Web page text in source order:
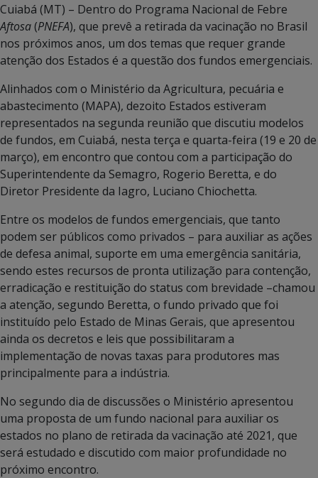
Cuiabá (MT) – Dentro do Programa Nacional de Febre
Aftosa(PNEFA), que prevê a retirada da vacinação no Brasil
nos próximos anos, um dos temas que requer grande
atenção dos Estados é a questão dos fundos emergenciais.
Alinhados com o Ministério da Agricultura, pecuária e
abastecimento (MAPA), dezoito Estados estiveram
representados na segunda reunião que discutiu modelos
de fundos, em Cuiabá, nesta terça e quarta-feira (19 e 20 de
março), em encontro que contou com a participação do
Superintendente da Semagro, Rogerio Beretta, e do
Diretor Presidente da Iagro, Luciano Chiochetta.
Entre os modelos de fundos emergenciais, que tanto
podem ser públicos como privados – para auxiliar as ações
de defesa animal, suporte em uma emergência sanitária,
sendo estes recursos de pronta utilização para contenção,
erradicação e restituição do status com brevidade –chamou
a atenção, segundo Beretta, o fundo privado que foi
instituído pelo Estado de Minas Gerais, que apresentou
ainda os decretos e leis que possibilitaram a
implementação de novas taxas para produtores mas
principalmente para a indústria.
No segundo dia de discussões o Ministério apresentou
uma proposta de um fundo nacional para auxiliar os
estados no plano de retirada da vacinação até 2021, que
será estudado e discutido com maior profundidade no
próximo encontro.